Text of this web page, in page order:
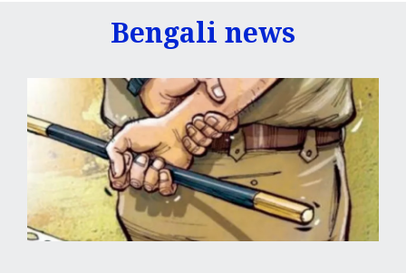
Bengali news